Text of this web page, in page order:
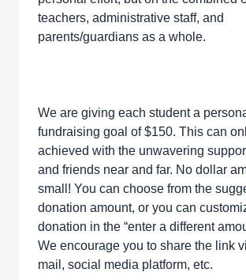
teachers, administrative staff, and
parents/guardians as a whole.
We are giving each student a
fundraising goal of $150. This can
achieved with the unwavering
and friends near and far. No dollar
small! You can choose from the
donation amount, or you can
donation in the “enter a different
We encourage you to share the link
mail, social media platform, etc.